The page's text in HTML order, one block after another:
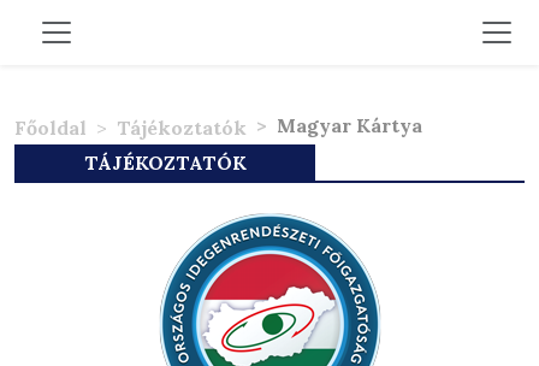
Főoldal Tájékoztatók
Magyar Kártya
TÁJÉKOZTATÓK